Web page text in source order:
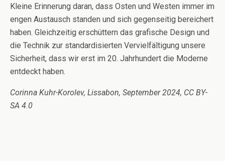
Kleine Erinnerung daran, dass Osten und Westen immer im
engen Austausch standen und sich gegenseitig bereichert
haben. Gleichzeitig erschüttern das grafische Design und
die Technik zur standardisierten Vervielfältigung unsere
Sicherheit, dass wir erst im 20. Jahrhundert die Moderne
entdeckt haben.
Corinna Kuhr-Korolev, Lissabon, September 2024, CC BY-
SA 4.0